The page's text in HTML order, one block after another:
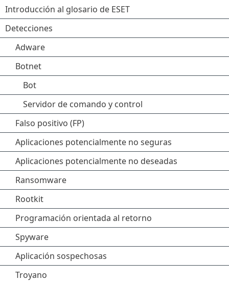
Introducción al glosario de ESET
Detecciones
Adware
Botnet
Bot
Servidor de comando y control
Falso positivo (FP)
Aplicaciones potencialmente no seguras
Aplicaciones potencialmente no deseadas
Ransomware
Rootkit
Programación orientada al retorno
Spyware
Aplicación sospechosas
Troyano